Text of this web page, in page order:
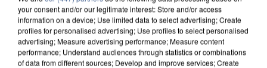
your consent and/or our legitimate interest: Store and/or access
information on a device; Use limited data to select advertising; Create
profiles for personalised advertising; Use profiles to select personalised
advertising; Measure advertising performance; Measure content
performance; Understand audiences through statistics or combinations
of data from different sources; Develop and improve services; Create